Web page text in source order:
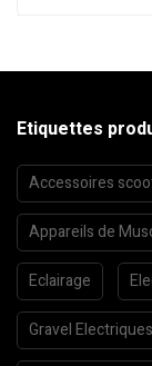
Etiquettes
Accessoires
Appareils de
Eclairage
Gravel Electriques